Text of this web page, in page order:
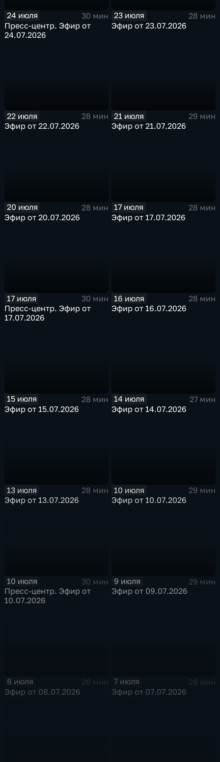
24 июля
30 мин
Пресс-центр. Эфир от
24.07.2026
23 июля
28 мин
Эфир от 23.07.2026
22 июля
28 мин
Эфир от 22.07.2026
21 июля
29 мин
Эфир от 21.07.2026
20 июля
28 мин
Эфир от 20.07.2026
17 июля
28 мин
Эфир от 17.07.2026
17 июля
30 мин
Пресс-центр. Эфир от
17.07.2026
16 июля
28 мин
Эфир от 16.07.2026
15 июля
28 мин
Эфир от 15.07.2026
14 июля
27 мин
Эфир от 14.07.2026
13 июля
28 мин
Эфир от 13.07.2026
10 июля
29 мин
Эфир от 10.07.2026
10 июля
30 мин
Пресс-центр. Эфир от
10.07.2026
9 июля
29 мин
Эфир от 09.07.2026
8 июля
28 мин
Эфир от 08.07.2026
7 июля
28 мин
Эфир от 07.07.2026